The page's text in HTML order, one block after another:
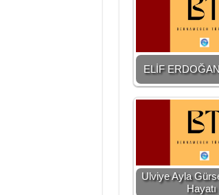
ELİF
Ulviye Ayla
Hayatı